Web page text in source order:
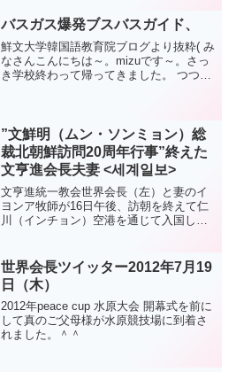
した。 （１分４８秒）
バスガス爆発ブスバスガイド、
鮮文大学韓国語教育院ブログより抜粋( み
なさんこんにちは～。mizuです～。さっ
き学校終わって帰ってきました。 つつじ
ﾀ━...
”文鮮明（ムン・ソンミョン）総
裁北朝鮮訪問20周年行事”終えた
文亨進会長夫妻 <세계일보>
文亨進統一教会世界会長（左）と妻のイ
ヨンア牧師が16日午後、訪朝を終えて仁
川（インチョン）空港を通じて入国して
日初訪朝の道に上がったムン会長夫妻
は、文総裁の故郷であ...
世界会長ツイッター2012年7月19
日（木）
2012年peace cup 水原大会 開幕式を前に
して真のご父母様が水原競技場に到着さ
れました。＾＾